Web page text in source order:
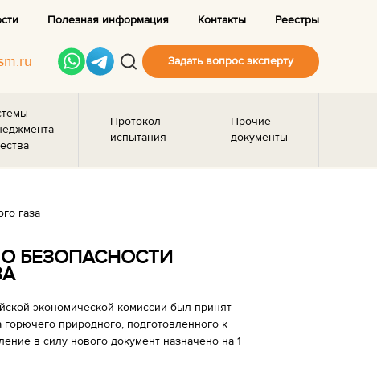
Полезная информация Контакты Реестры
Задать вопрос эксперту
Протокол
испытания
Прочие
документы
газа
БЕЗОПАСНОСТИ
экономической комиссии был принят
природного, подготовленного к
в силу нового документ назначено на 1